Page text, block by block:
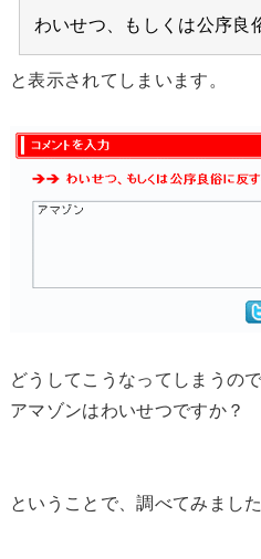
わいせつ、もしくは公序良
と表示されてしまいます。
どうしてこうなってしまうの
アマゾンはわいせつですか？
ということで、調べてみました